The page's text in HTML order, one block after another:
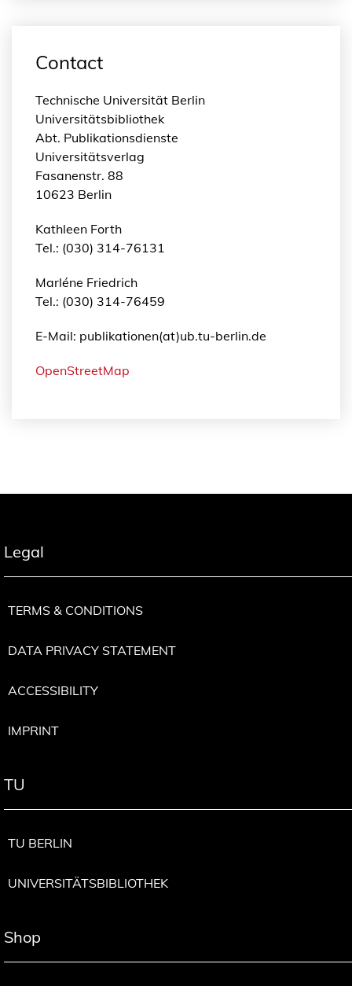
Contact
Technische Universität Berlin
Universitätsbibliothek
Abt. Publikationsdienste
Universitätsverlag
Fasanenstr. 88
10623 Berlin
Kathleen Forth
Tel.: (030) 314-76131
Marléne Friedrich
Tel.: (030) 314-76459
E-Mail: publikationen(at)ub.tu-berlin.de
OpenStreetMap
Legal
TERMS & CONDITIONS
DATA PRIVACY STATEMENT
ACCESSIBILITY
IMPRINT
TU
TU BERLIN
UNIVERSITÄTSBIBLIOTHEK
Shop